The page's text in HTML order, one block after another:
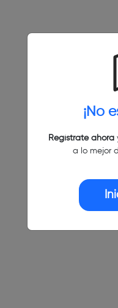
¡No
Regístrate ahora
a lo mejor